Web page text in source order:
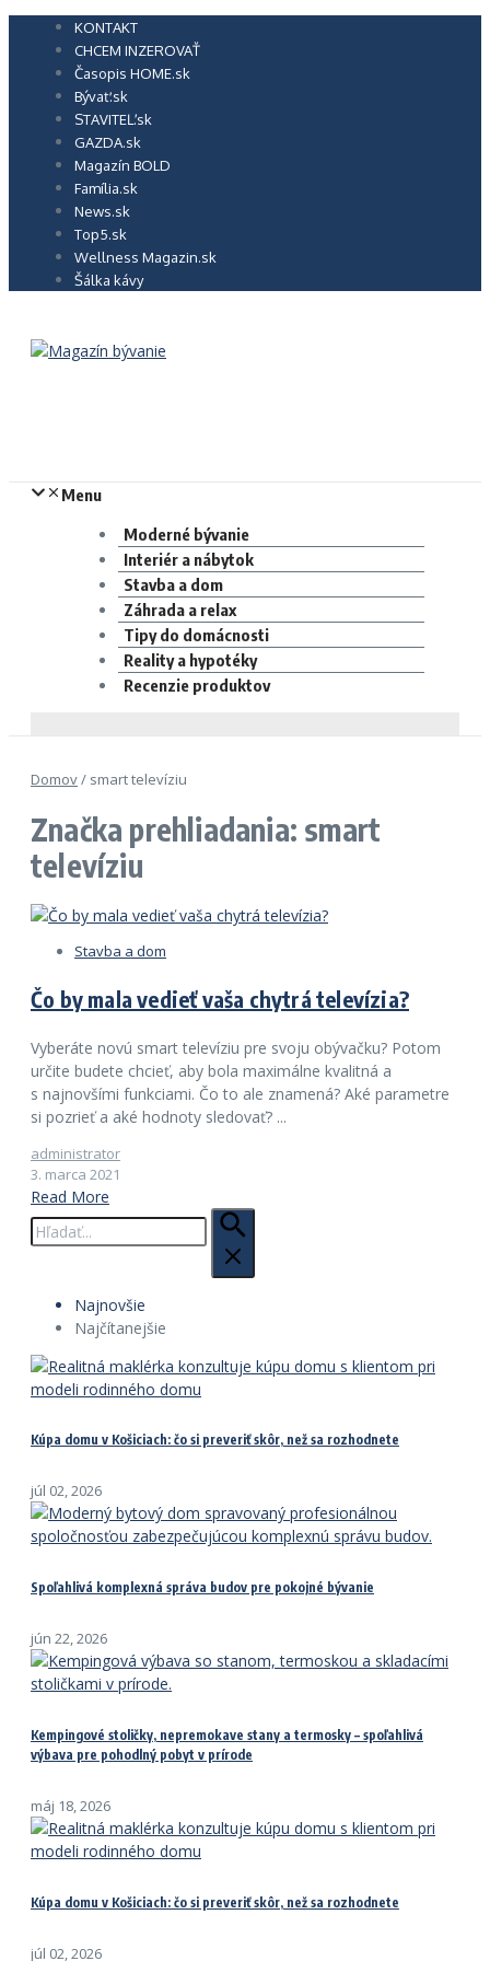
Preskočiť
KONTAKT
CHCEM INZEROVAŤ
Časopis HOME.sk
Bývať.sk
STAVITEĽ.sk
GAZDA.sk
Magazín BOLD
Família.sk
News.sk
Top5.sk
Wellness Magazin.sk
Šálka kávy
Menu
Moderné bývanie
Interiér a nábytok
Stavba a dom
Záhrada a relax
Tipy do domácnosti
Reality a hypotéky
Recenzie produktov
Domov/ smart televíziu
Značka prehliadania: smart
televíziu
Stavba a dom
Čo by mala vedieť vaša chytrá televízia?
Vyberáte novú smart televíziu pre svoju obývačku? Potom
určite budete chcieť, aby bola maximálne kvalitná a
s najnovšími funkciami. Čo to ale znamená? Aké parametre
si pozrieť a aké hodnoty sledovať? ...
administrator
3. marca 2021
Read More
Hľadať:
Najnovšie
Najčítanejšie
Kúpa domu v Košiciach: čo si preveriť skôr, než sa rozhodnete
júl 02, 2026
Spoľahlivá komplexná správa budov pre pokojné bývanie
jún 22, 2026
Kempingové stoličky, nepremokave stany a termosky – spoľahlivá
výbava pre pohodlný pobyt v prírode
máj 18, 2026
Kúpa domu v Košiciach: čo si preveriť skôr, než sa rozhodnete
júl 02, 2026